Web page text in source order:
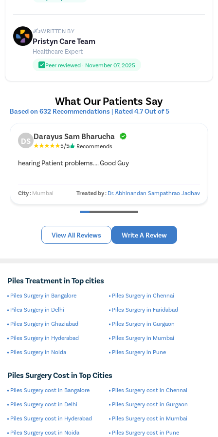
ಅರಿವಳಿಕೆಗೆ ಪ್ರತಿಕ್ರಿಯೆ
ಅಡ್ಡಪರಿಣಾಮಗಳನ್ನು ಅನುಭವಿಸುತ್ತಿದ್ದಾರೆ ಎಂದು ವರದಿ ಮಾಡಿದ್ದಾರೆ.
ಪ್ರತಿಕ್ರಿಯೆಯಿಂದಾಗಿ, ರೋಗಿಯು ಸಾಮಾನ್ಯಕ್ಕಿಂತ ಹೆಚ್ಚು ಕಾಲ ದಣಿವು
✍️WRITTEN BY
Pristyn Care Team
Healthcare Expert
Peer reviewed · November 07, 2025
What Our Patients Say
Based on 632 Recommendations | Rated 4.7 Out of 5
DS Darayus Sam Bharucha
5/5 Recommends
hearing Patient problems.... Good Guy
City : Mumbai Treated by : Dr. Abhinandan Sampathrao Jadhav
View All Reviews Write A Review
Piles Treatment in Top cities
Piles Surgery in Bangalore Piles Surgery in Chennai
Piles Surgery in Delhi Piles Surgery in Faridabad
Piles Surgery in Ghaziabad Piles Surgery in Gurgaon
Piles Surgery in Hyderabad Piles Surgery in Mumbai
Piles Surgery in Noida Piles Surgery in Pune
Piles Surgery Cost in Top Cities
Piles Surgery cost in Bangalore Piles Surgery cost in Chennai
Piles Surgery cost in Delhi Piles Surgery cost in Gurgaon
Piles Surgery cost in Hyderabad Piles Surgery cost in Mumbai
Piles Surgery cost in Noida Piles Surgery cost in Pune